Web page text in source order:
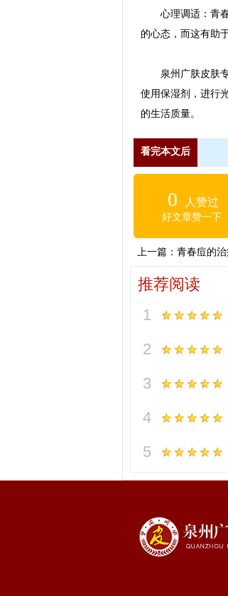
心理调适：青春
的心态，而这有助
泉州广肤皮肤专
使用保湿剂，进行
的生活质量。
看完本文后
0 人赞过
好文章赞一下
上一篇： 青春痘的
推荐阅读
1
2
3
4
5